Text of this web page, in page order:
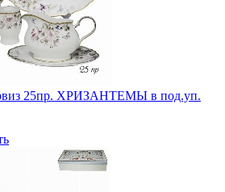
25пр. ХРИЗАНТЕМЫ в под.уп.